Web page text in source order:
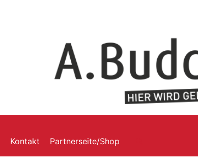
Kontakt Partnerseite/Shop